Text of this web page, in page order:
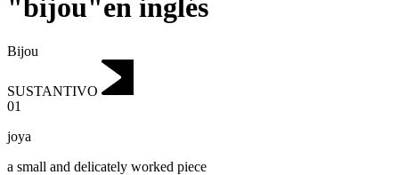
"bijou"en inglés
Bijou
SUSTANTIVO
01
joya
a small and delicately worked piece